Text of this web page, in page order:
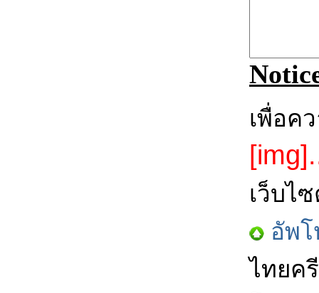
เพื่อค
เว็บไ
อัพ
ไทยค